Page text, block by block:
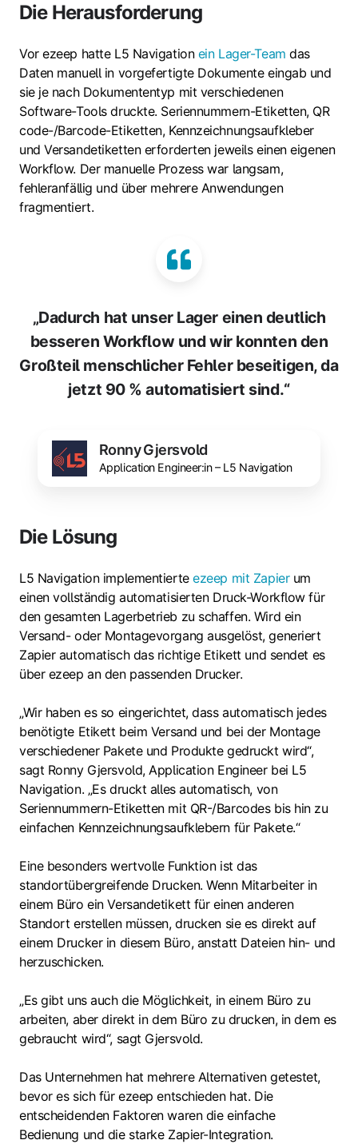
Die Herausforderung
Vor ezeep hatte L5 Navigation ein Lager-Team das
Daten manuell in vorgefertigte Dokumente eingab und
sie je nach Dokumententyp mit verschiedenen
Software-Tools druckte. Seriennummern-Etiketten, QR
code-/Barcode-Etiketten, Kennzeichnungsaufkleber
und Versandetiketten erforderten jeweils einen eigenen
Workflow. Der manuelle Prozess war langsam,
fehleranfällig und über mehrere Anwendungen
fragmentiert.
„Dadurch hat unser Lager einen deutlich
besseren Workflow und wir konnten den
Großteil menschlicher Fehler beseitigen, da
jetzt 90 % automatisiert sind.“
Ronny Gjersvold
Application Engineer:in – L5 Navigation
Die Lösung
L5 Navigation implementierteezeep mit Zapierum
einen vollständig automatisierten Druck-Workflow für
den gesamten Lagerbetrieb zu schaffen. Wird ein
Versand- oder Montagevorgang ausgelöst, generiert
Zapier automatisch das richtige Etikett und sendet es
über ezeep an den passenden Drucker.
„Wir haben es so eingerichtet, dass automatisch jedes
benötigte Etikett beim Versand und bei der Montage
verschiedener Pakete und Produkte gedruckt wird“,
sagt Ronny Gjersvold, Application Engineer bei L5
Navigation. „Es druckt alles automatisch, von
Seriennummern-Etiketten mit QR-/Barcodes bis hin zu
einfachen Kennzeichnungsaufklebern für Pakete.“
Eine besonders wertvolle Funktion istdas
standortübergreifende Drucken. Wenn Mitarbeiter in
einem Büro ein Versandetikett für einen anderen
Standort erstellen müssen, drucken sie es direkt auf
einem Drucker in diesem Büro, anstatt Dateien hin- und
herzuschicken.
„Es gibt uns auch die Möglichkeit, in einem Büro zu
arbeiten, aber direkt in dem Büro zu drucken, in dem es
gebraucht wird“, sagt Gjersvold.
Das Unternehmen hat mehrere Alternativen getestet,
bevor es sich für ezeep entschieden hat. Die
entscheidenden Faktoren waren die einfache
Bedienung und die starke Zapier-Integration.